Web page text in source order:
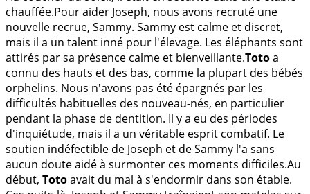
chauffée.Pour aider Joseph, nous avons recruté une
nouvelle recrue, Sammy. Sammy est calme et discret,
mais il a un talent inné pour l'élevage. Les éléphants sont
attirés par sa présence calme et bienveillante.Totoa
connu des hauts et des bas, comme la plupart des bébés
orphelins. Nous n'avons pas été épargnés par les
difficultés habituelles des nouveau-nés, en particulier
pendant la phase de dentition. Il y a eu des périodes
d'inquiétude, mais il a un véritable esprit combatif. Le
soutien indéfectible de Joseph et de Sammy l'a sans
aucun doute aidé à surmonter ces moments difficiles.Au
début, Totoavait du mal à s'endormir dans son étable.